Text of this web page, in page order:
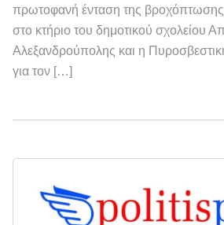
πρωτοφανή ένταση της βροχόπτωσης,
στο κτήριο του δημοτικού σχολείου
Αλεξανδρούπολης και η
για τον […]